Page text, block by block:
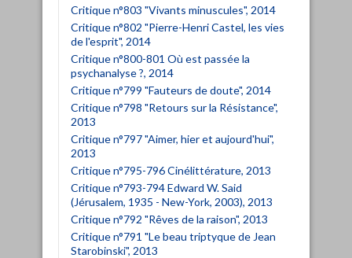
Critique n°803 "Vivants minuscules", 2014
Critique n°802 "Pierre-Henri Castel, les vies
de l'esprit", 2014
Critique n°800-801 Où est passée la
psychanalyse ?, 2014
Critique n°799 "Fauteurs de doute", 2014
Critique n°798 "Retours sur la Résistance",
2013
Critique n°797 "Aimer, hier et aujourd'hui",
2013
Critique n°795-796 Cinélittérature, 2013
Critique n°793-794 Edward W. Said
(Jérusalem, 1935 - New-York, 2003), 2013
Critique n°792 "Rêves de la raison", 2013
Critique n°791 "Le beau triptyque de Jean
Starobinski", 2013